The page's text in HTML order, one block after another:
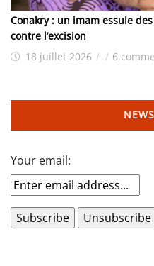
Conakry : un imam essuie
contre l’excision
18 juillet 2026 / / 6
Your email: